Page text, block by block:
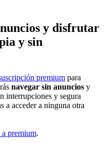
y disfrutar
y sin
premium para
navegar sin anuncios y
interrupciones y segura
a acceder a ninguna otra
premium.